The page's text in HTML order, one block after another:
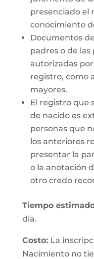
presenciado el
conocimiento
Documentos
padres o de
autorizadas
registro, como
mayores.
El registro que
de nacido es
personas que
los anteriores
presentar la
o la anotación
otro credo
Tiempo
día.
Costo: La
Nacimiento no